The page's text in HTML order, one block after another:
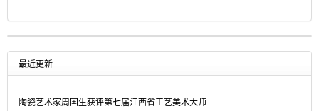
最近更新
陶瓷艺术家周国生获评第七届江西省工艺美术大师